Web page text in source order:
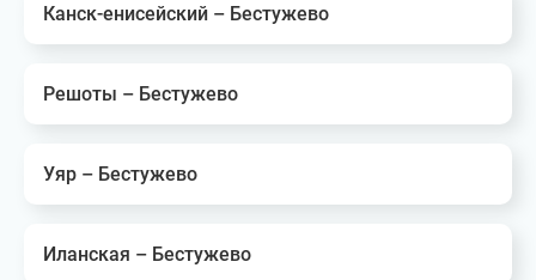
Канск-енисейский – Бестужево
Решоты – Бестужево
Уяр – Бестужево
Иланская – Бестужево